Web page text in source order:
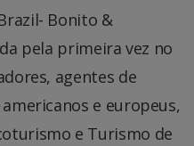
Bonito &
pela primeira vez no
agentes de
e europeus,
e Turismo de